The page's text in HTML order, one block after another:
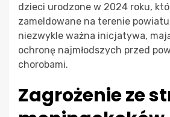
dzieci urodzone w 2024 roku,
zameldowane na terenie powiatu
niezwykle ważna inicjatywa,
ochronę najmłodszych przed
chorobami.
Zagrożenie ze